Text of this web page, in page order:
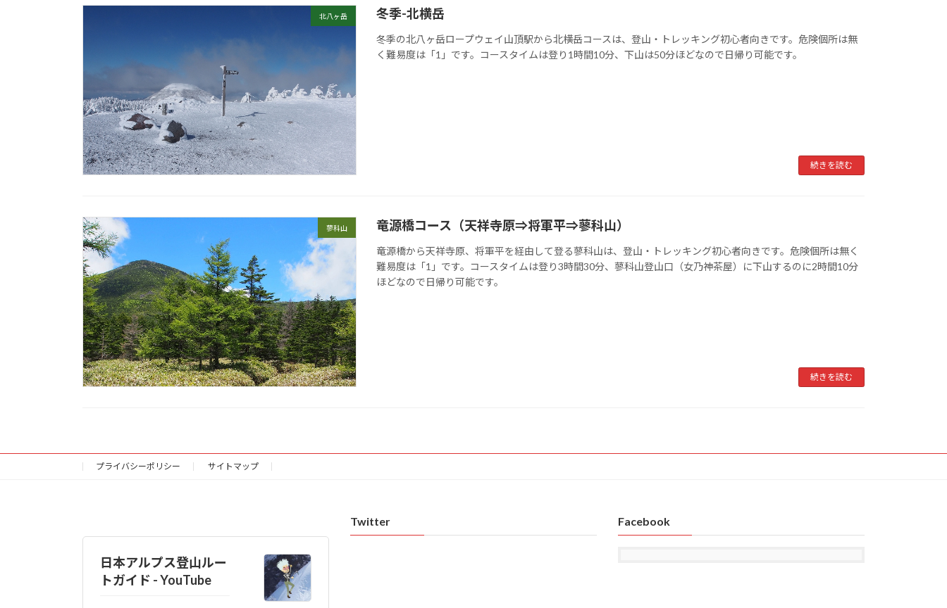
北八ヶ岳 冬季-北横岳
冬季の北八ヶ岳ロープウェイ山頂駅から北横岳コースは、登山・トレッキング初心者向きです。危険個所は無
く難易度は「1」です。コースタイムは登り1時間10分、下山は50分ほどなので日帰り可能です。
続きを読む
蓼科山 竜源橋コース（天祥寺原⇒将軍平⇒蓼科山）
竜源橋から天祥寺原、将軍平を経由して登る蓼科山は、登山・トレッキング初心者向きです。危険個所は無く
難易度は「1」です。コースタイムは登り3時間30分、蓼科山登山口（女乃神茶屋）に下山するのに2時間10分
ほどなので日帰り可能です。
続きを読む
プライバシーポリシー サイトマップ
日本アルプス登山ルー
トガイド - YouTube
Twitter Facebook